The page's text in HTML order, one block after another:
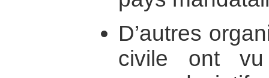
D’autres
civile ont